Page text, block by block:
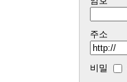
주소
비밀